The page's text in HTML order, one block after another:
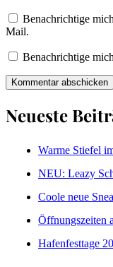
Benachrichtige
Mail.
Benachrichtige
Neueste
Warme Stiefel
NEU: Leazy
Coole neue
Öffnungszeiten
Hafenfesttage